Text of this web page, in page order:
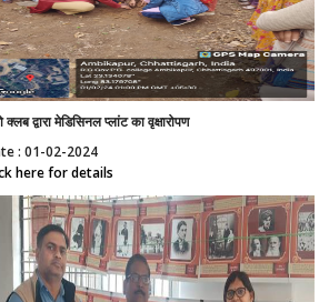
क्लब द्वारा मेडिसिनल प्लांट का वृक्षारोपण
: 01-02-2024
here for details